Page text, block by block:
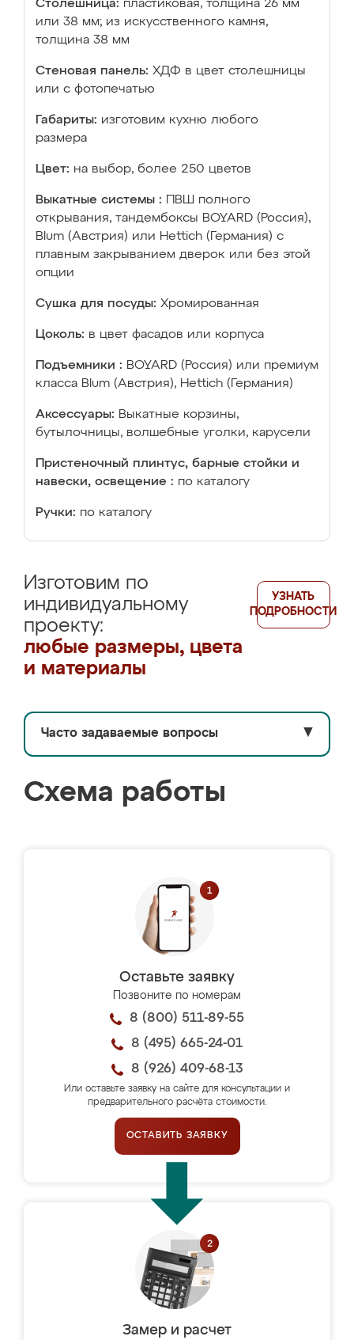
Столешница: пластиковая, толщина 26 мм
или 38 мм; из искусственного камня,
толщина 38 мм
Стеновая панель: ХДФ в цвет столешницы
или с фотопечатью
Габариты: изготовим кухню любого
размера
Цвет: на выбор, более 250 цветов
Выкатные системы :
ПВШ полного
открывания, тандембоксы BOYARD (Россия),
Blum (Австрия) или Hettich (Германия) с
плавным закрыванием дверок или без этой
опции
Сушка для посуды: Хромированная
Цоколь: в цвет фасадов или корпуса
Подъемники : BOYARD (Россия) или премиум
класса Blum (Австрия), Hettich (Германия)
Аксессуары: Выкатные корзины,
бутылочницы, волшебные уголки, карусели
Пристеночный плинтус, барные стойки и
навески, освещение : по каталогу
Ручки: по каталогу
Изготовим по
индивидуальному
проекту:
любые размеры, цвета
и материалы
УЗНАТЬ
ПОДРОБНОСТИ
Часто задаваемые вопросы ▼
Схема работы
Оставьте заявку
Позвоните по номерам
8 (800) 511-89-55
8 (495) 665-24-01
8 (926) 409-68-13
Или оставьте заявку на сайте для консультации и
предварительного расчёта стоимости.
ОСТАВИТЬ ЗАЯВКУ
Замер и расчет